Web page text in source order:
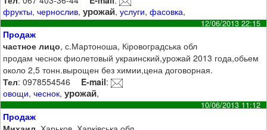
фрукты,чернослив,урожай,услуги,фасовка,
12/06/2013 22:15
Продаж
частное лицо, с.Мартоноша, Кіровоградська обл
продам чеснок фиолетовый украинский,урожай 2013 года,обьем
около 2,5 тонн.вырощен без химии,цена договорная.
Тел: 0978554546 E-mail:
овощи,чеснок,урожай,
10/06/2013 11:12
Продаж